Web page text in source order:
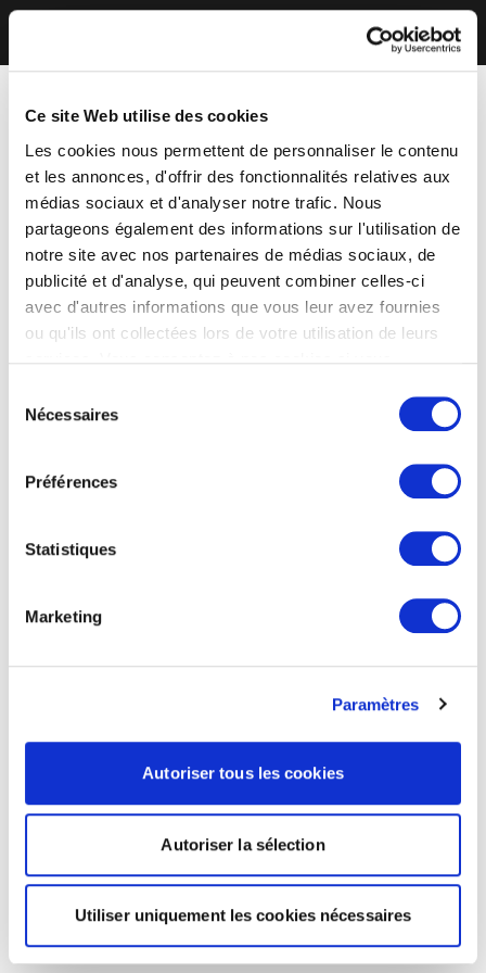
Ce site Web utilise des cookies
Les cookies nous permettent de personnaliser le contenu
et les annonces, d'offrir des fonctionnalités relatives aux
médias sociaux et d'analyser notre trafic. Nous
partageons également des informations sur l'utilisation de
notre site avec nos partenaires de médias sociaux, de
publicité et d'analyse, qui peuvent combiner celles-ci
avec d'autres informations que vous leur avez fournies
ou qu'ils ont collectées lors de votre utilisation de leurs
Nécessaires
Préférences
Statistiques
Marketing
Paramètres
Autoriser tous les cookies
Autoriser la sélection
Utiliser uniquement les cookies nécessaires